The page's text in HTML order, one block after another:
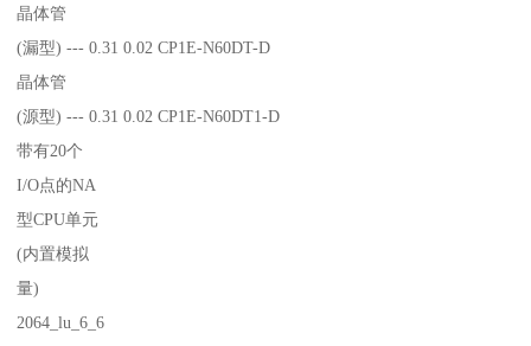
晶体管
(漏型) --- 0.31 0.02 CP1E-N60DT-D
晶体管
(源型) --- 0.31 0.02 CP1E-N60DT1-D
带有20个
I/O点的NA
型CPU单元
(内置模拟
量)
2064_lu_6_6